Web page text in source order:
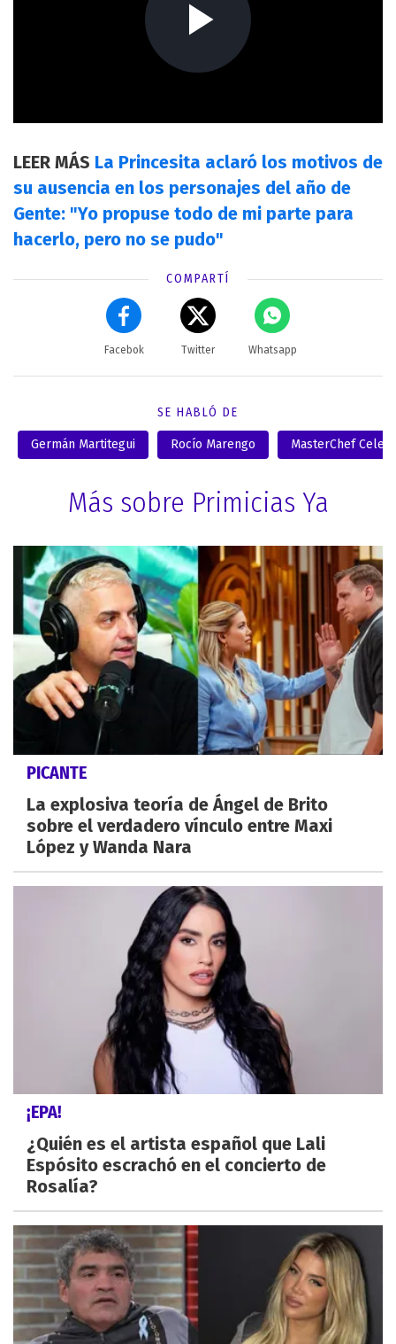
LEER MÁS La Princesita aclaró los motivos de
su ausencia en los personajes del año de
Gente: "Yo propuse todo de mi parte para
hacerlo, pero no se pudo"
COMPARTÍ
Facebok Twitter Whatsapp
SE HABLÓ DE
Germán Martitegui Rocío Marengo MasterChef
Más sobre Primicias Ya
PICANTE
La explosiva teoría de Ángel de Brito
sobre el verdadero vínculo entre Maxi
López y Wanda Nara
¡EPA!
¿Quién es el artista español que Lali
Espósito escrachó en el concierto de
Rosalía?